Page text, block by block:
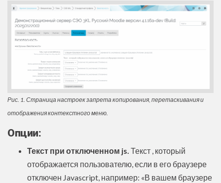
Рис. 1. Страница настроек запрета копирования, перетаскивания и
отображения контекстного меню.
Опции:
Текст при отключенном js. Текст , который
отображается пользователю, если в его браузере
отключен Javascript, например: «В вашем браузере